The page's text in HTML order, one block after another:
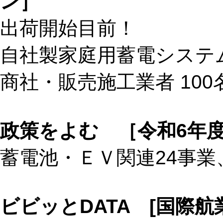
出荷開始目前！
自社製家庭用蓄電シス
商社・販売施工業者 100
政策をよむ ［令和6年
蓄電池・ＥＶ関連24事
ビビッとDATA [国際航